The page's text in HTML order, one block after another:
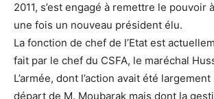
2011, s’est engagé à remettre le pouvoir
une fois un nouveau président élu.
La fonction de chef de l’Etat est
fait par le chef du CSFA, le maréchal
L’armée, dont l’action avait été
départ de M. Moubarak mais dont la